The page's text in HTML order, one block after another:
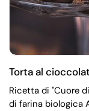
Torta al
Ricetta di "Cuore
di farina biologica